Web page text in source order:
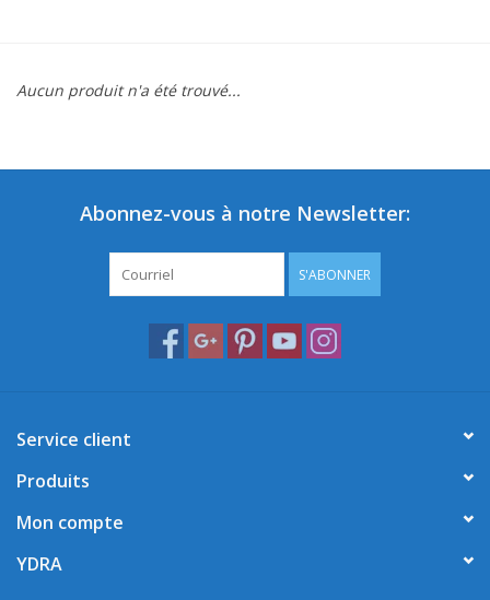
Aucun produit n'a été trouvé...
Abonnez-vous à notre Newsletter:
S'ABONNER
Service client
Produits
Mon compte
YDRA